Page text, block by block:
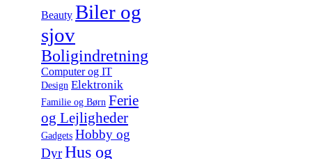
Beauty Biler og
sjov
Boligindretning
Computer og IT
Design Elektronik
Familie og Børn Ferie
og Lejligheder
Gadgets Hobby og
DyrHus og